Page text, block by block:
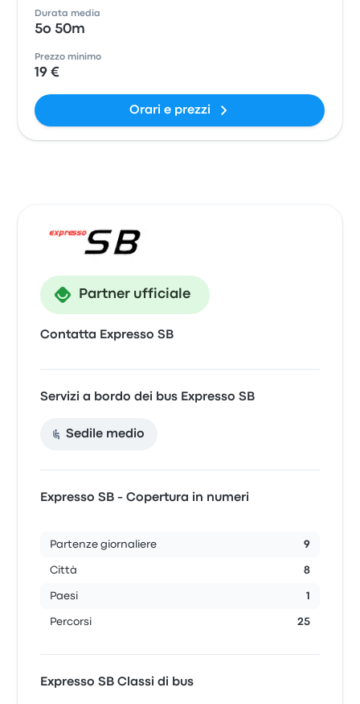
Durata media
5o 50m
Prezzo minimo
19 €
Orari e prezzi
Partner ufficiale
Contatta Expresso SB
Servizi a bordo dei bus Expresso SB
Sedile medio
Expresso SB - Copertura in numeri
Partenze giornaliere 9
Città 8
Paesi 1
Percorsi 25
Expresso SB Classi di bus